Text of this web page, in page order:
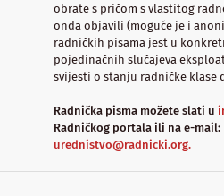
obrate s pričom s vlastitog
onda objavili (moguće je i
radničkih pisama jest u
pojedinačnih slučajeva
svijesti o stanju radničke klase
Radnička pisma možete slati u
Radničkog portala ili na e-mail:
urednistvo@radnicki.org.